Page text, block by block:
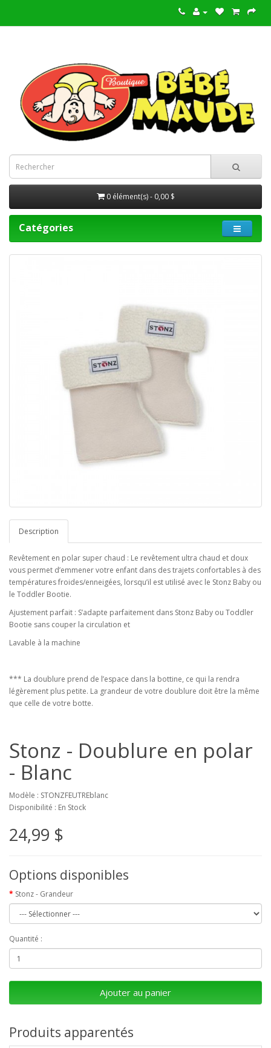
0 élément(s) - 0,00 $
Catégories
Description
Revêtement en polar super chaud : Le revêtement ultra chaud et doux
vous permet d’emmener votre enfant dans des trajets confortables à des
températures froides/enneigées, lorsqu’il est utilisé avec le Stonz Baby ou
le Toddler Bootie.
Ajustement parfait : S’adapte parfaitement dans Stonz Baby ou Toddler
Bootie sans couper la circulation et
Lavable à la machine
*** La doublure prend de l’espace dans la bottine, ce qui la rendra
légèrement plus petite. La grandeur de votre doublure doit être la même
que celle de votre botte.
Stonz - Doublure en polar
- Blanc
Modèle : STONZFEUTREblanc
Disponibilité : En Stock
24,99 $
Options disponibles
Stonz - Grandeur
Quantité :
Ajouter au panier
Produits apparentés